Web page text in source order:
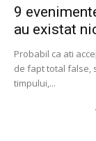
9
au existat
Probabil ca ati
de fapt total false,
timpului,...